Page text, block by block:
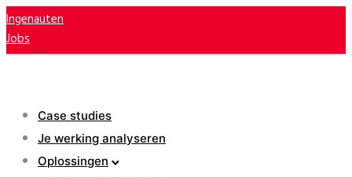
Ingenauten
Jobs
Case studies
Je werking analyseren
Oplossingen